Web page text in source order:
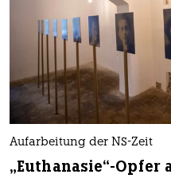
Aufarbeitung der NS-Zeit
„Euthanasie“-Opfer